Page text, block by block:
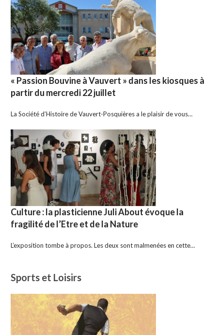
« Passion Bouvine à Vauvert » dans les kiosques à
partir du mercredi 22 juillet
La Société d’Histoire de Vauvert-Posquières a le plaisir de vous…
Culture : la plasticienne Juli About évoque la
fragilité de l’Etre et de la Nature
L’exposition tombe à propos. Les deux sont malmenées en cette…
Sports et Loisirs